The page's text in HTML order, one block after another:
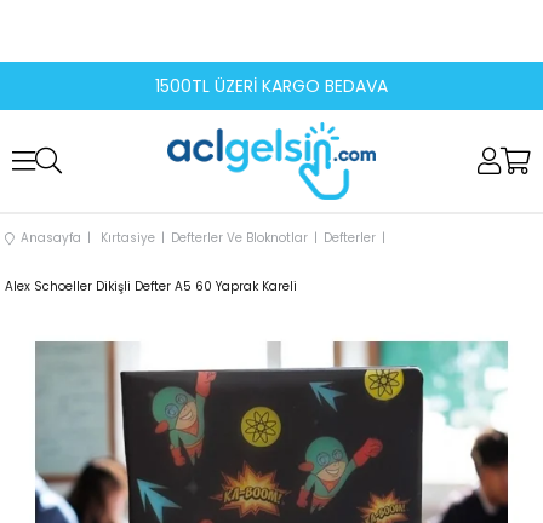
1500TL ÜZERİ KARGO BEDAVA
Anasayfa Kırtasiye Defterler Ve Bloknotlar Defterler
Alex Schoeller Dikişli Defter A5 60 Yaprak Kareli